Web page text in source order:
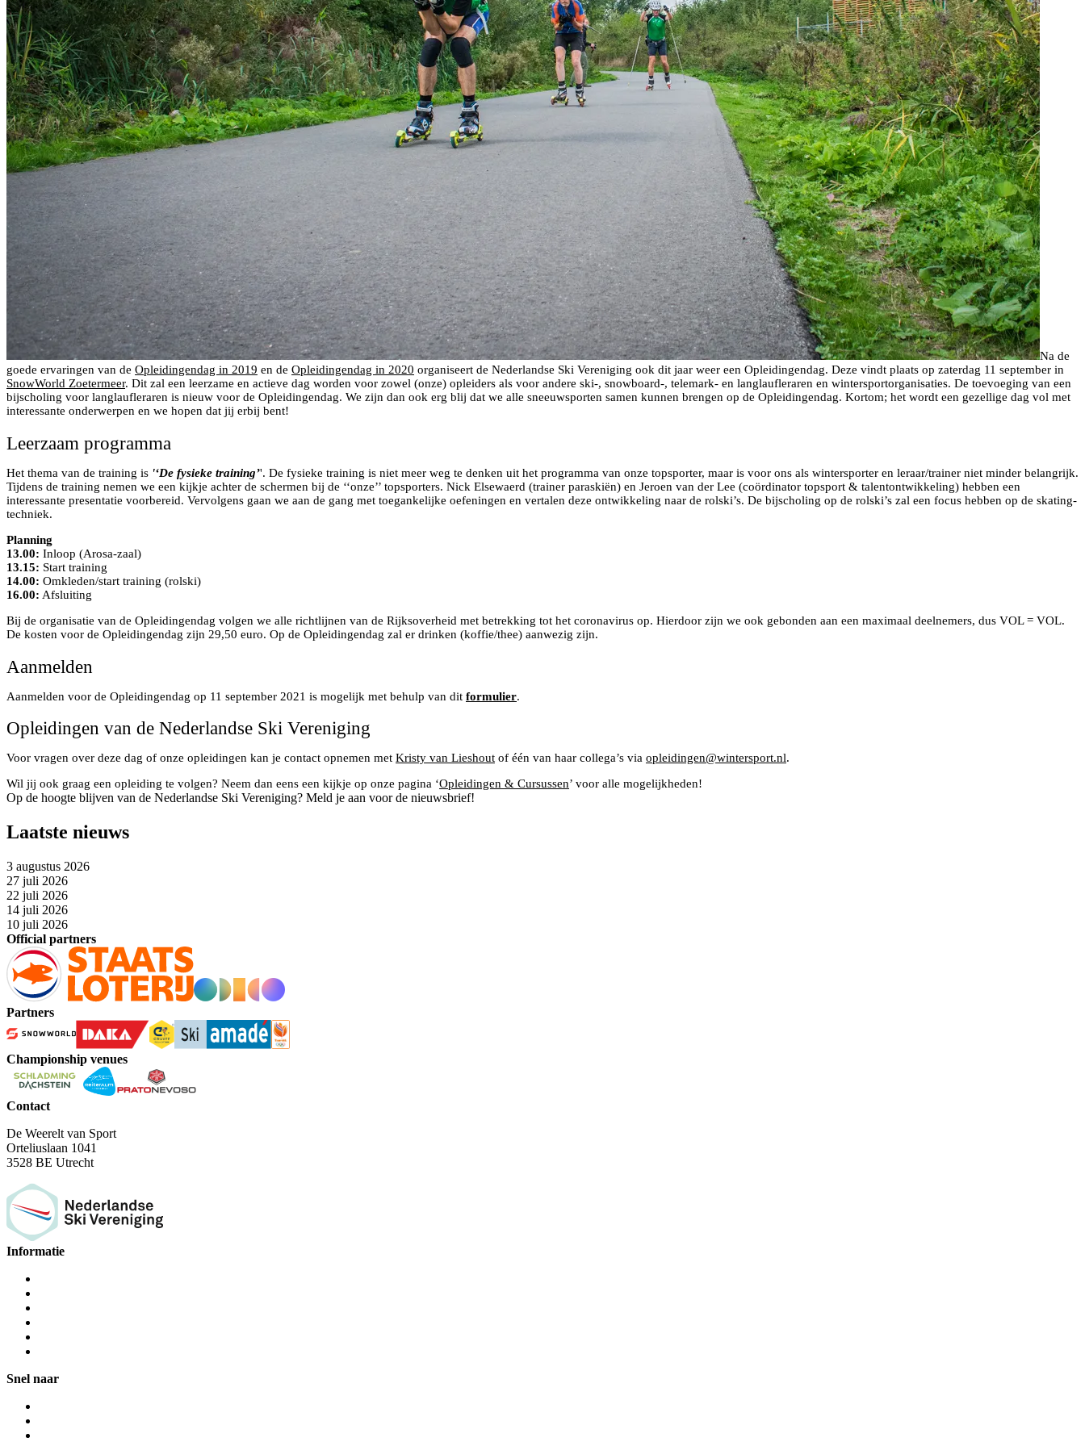
Na de
goede ervaringen van de Opleidingendag in 2019 en de Opleidingendag in 2020 organiseert de Nederlandse Ski Vereniging ook dit jaar weer een Opleidingendag. Deze vindt plaats op zaterdag 11 september in
SnowWorld Zoetermeer. Dit zal een leerzame en actieve dag worden voor zowel (onze) opleiders als voor andere ski-, snowboard-, telemark- en langlaufleraren en wintersportorganisaties. De toevoeging van een
bijscholing voor langlaufleraren is nieuw voor de Opleidingendag. We zijn dan ook erg blij dat we alle sneeuwsporten samen kunnen brengen op de Opleidingendag. Kortom; het wordt een gezellige dag vol met
interessante onderwerpen en we hopen dat jij erbij bent!
Leerzaam programma
Het thema van de training is '‘De fysieke training’'. De fysieke training is niet meer weg te denken uit het programma van onze topsporter, maar is voor ons als wintersporter en leraar/trainer niet minder belangrijk.
Tijdens de training nemen we een kijkje achter de schermen bij de ‘‘onze’’ topsporters. Nick Elsewaerd (trainer paraskiën) en Jeroen van der Lee (coördinator topsport & talentontwikkeling) hebben een
interessante presentatie voorbereid. Vervolgens gaan we aan de gang met toegankelijke oefeningen en vertalen deze ontwikkeling naar de rolski’s. De bijscholing op de rolski’s zal een focus hebben op de skating-
techniek.
Planning
13.00: Inloop (Arosa-zaal)
13.15: Start training
14.00: Omkleden/start training (rolski)
16.00: Afsluiting
Bij de organisatie van de Opleidingendag volgen we alle richtlijnen van de Rijksoverheid met betrekking tot het coronavirus op. Hierdoor zijn we ook gebonden aan een maximaal deelnemers, dus VOL = VOL.
De kosten voor de Opleidingendag zijn 29,50 euro. Op de Opleidingendag zal er drinken (koffie/thee) aanwezig zijn.
Aanmelden
Aanmelden voor de Opleidingendag op 11 september 2021 is mogelijk met behulp van dit formulier.
Opleidingen van de Nederlandse Ski Vereniging
Voor vragen over deze dag of onze opleidingen kan je contact opnemen met Kristy van Lieshout of één van haar collega’s via opleidingen@wintersport.nl.
Wil jij ook graag een opleiding te volgen? Neem dan eens een kijkje op onze pagina ‘Opleidingen & Cursussen’ voor alle mogelijkheden!
Op de hoogte blijven van de Nederlandse Ski Vereniging? Meld je aan voor de nieuwsbrief!
Laatste nieuws
3 augustus 2026
27 juli 2026
22 juli 2026
14 juli 2026
10 juli 2026
Official partners
Partners
Championship venues
Contact
De Weerelt van Sport
Orteliuslaan 1041
3528 BE Utrecht
Informatie
Snel naar